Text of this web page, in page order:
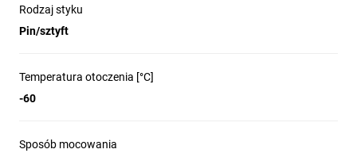
Rodzaj styku
Pin/sztyft
Temperatura otoczenia [°C]
-60
Sposób mocowania